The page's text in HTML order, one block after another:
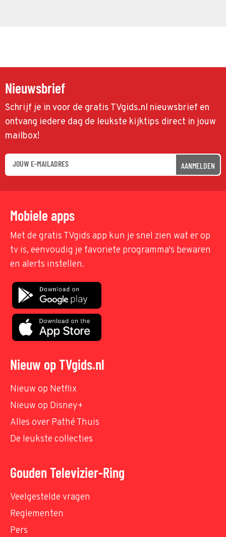
Nieuwsbrief
Schrijf je in voor de gratis TVgids.nl nieuwsbrief en
ontvang iedere dag de leukste kijktips direct in jouw
mailbox!
AANMELDEN
Mobiele apps
Met de gratis TVgids app kun je snel zien wat er op
tv is, eenvoudig je favoriete programma's bewaren
en alerts instellen.
Nieuw op TVgids.nl
Nieuw op Netflix
Nieuw op Disney+
Alles over Pathé Thuis
De leukste collecties
Gouden Televizier-Ring
Veelgestelde vragen
Reglementen
Pers